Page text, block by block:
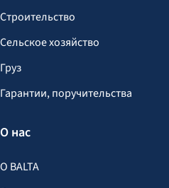
Строительство
Сельское хозяйство
Груз
Гарантии, поручительства
О нас
О BALTA